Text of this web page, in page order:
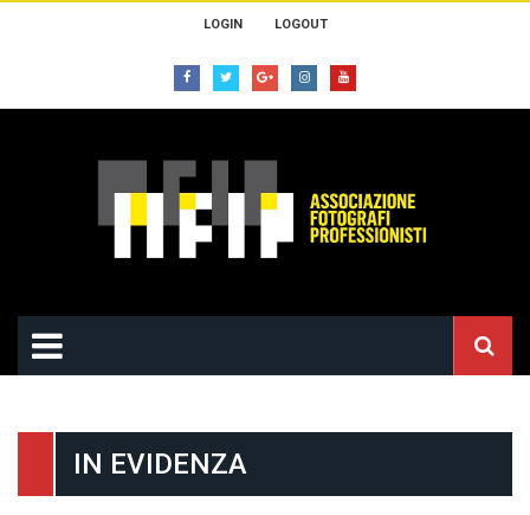
LOGIN LOGOUT
IN EVIDENZA